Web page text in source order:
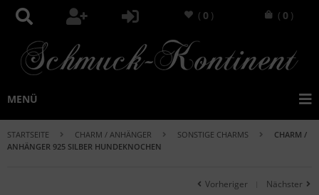
( 0 )
( 0 )
MENÜ
STARTSEITE CHARM / ANHÄNGER SONSTIGE CHARMS
CHARM /
ANHÄNGER 925 SILBER HUNDEKNOCHEN
Vorheriger Nächster